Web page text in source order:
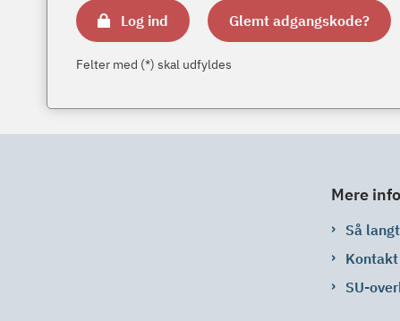
Log ind Glemt adgangskode?
Felter med (*) skal udfyldes
Mere info
Så
Kontakt
SU-